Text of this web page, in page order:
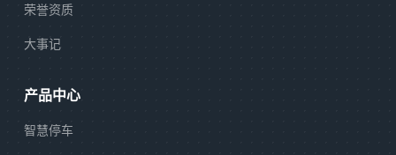
荣誉资质
大事记
产品中心
智慧停车